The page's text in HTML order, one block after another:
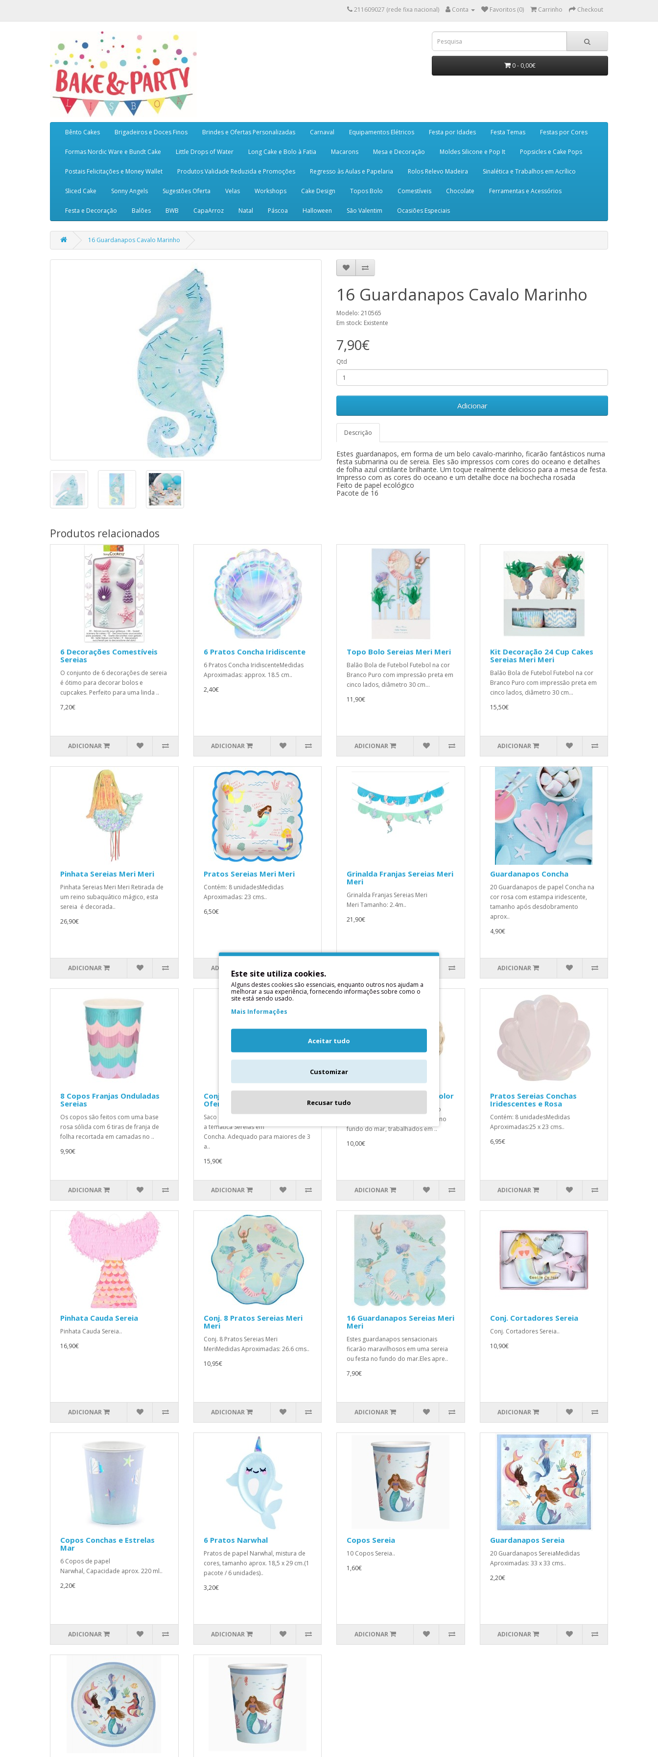
211609027 (rede fixa nacional) Conta Favoritos (0) Carrinho Checkout
0 - 0,00€
Bênto Cakes Brigadeiros e Doces Finos Brindes e Ofertas Personalizadas Carnaval Equipamentos Elétricos Festa por Idades Festa Temas Festas por Cores
Formas Nordic Ware e Bundt Cake Little Drops of Water Long Cake e Bolo à Fatia Macarons Mesa e Decoração Moldes Silicone e Pop It Popsicles e Cake Pops
Postais Felicitações e Money Wallet Produtos Validade Reduzida e Promoções Regresso às Aulas e Papelaria Rolos Relevo Madeira Sinalética e Trabalhos em Acrílico
Sliced Cake Sonny Angels Sugestões Oferta Velas Workshops Cake Design Topos Bolo Comestíveis Chocolate Ferramentas e Acessórios
Festa e Decoração Balões BWB CapaArroz Natal Páscoa Halloween São Valentim Ocasiões Especiais
16 Guardanapos Cavalo Marinho
16 Guardanapos Cavalo Marinho
Modelo: 210565
Em stock: Existente
7,90€
Qtd
Adicionar
Descrição
Estes guardanapos, em forma de um belo cavalo-marinho, ficarão fantásticos numa
festa submarina ou de sereia. Eles são impressos com cores do oceano e detalhes
de folha azul cintilante brilhante. Um toque realmente delicioso para a mesa de festa.
Impresso com as cores do oceano e um detalhe doce na bochecha rosada
Feito de papel ecológico
Pacote de 16
Produtos relacionados
6 Decorações Comestíveis
Sereias
O conjunto de 6 decorações de sereia
é ótimo para decorar bolos e
cupcakes. Perfeito para uma linda ..
7,20€
ADICIONAR
6 Pratos Concha Iridiscente
6 Pratos Concha IridiscenteMedidas
Aproximadas: approx. 18.5 cm..
2,40€
ADICIONAR
Topo Bolo Sereias Meri Meri
Balão Bola de Futebol Futebol na cor
Branco Puro com impressão preta em
cinco lados, diâmetro 30 cm...
11,90€
ADICIONAR
Kit Decoração 24 Cup Cakes
Sereias Meri Meri
Balão Bola de Futebol Futebol na cor
Branco Puro com impressão preta em
cinco lados, diâmetro 30 cm...
15,50€
ADICIONAR
Pinhata Sereias Meri Meri
Pinhata Sereias Meri Meri Retirada de
um reino subaquático mágico, esta
sereia é decorada..
26,90€
ADICIONAR
Pratos Sereias Meri Meri
Contém: 8 unidadesMedidas
Aproximadas: 23 cms..
6,50€
ADICIONAR
Grinalda Franjas Sereias Meri
Meri
Grinalda Franjas Sereias Meri
Meri Tamanho: 2.4m..
21,90€
Guardanapos Concha
20 Guardanapos de papel Concha na
cor rosa com estampa iridescente,
tamanho após desdobramento
aprox..
4,90€
ADICIONAR
8 Copos Franjas Onduladas
Sereias
Os copos são feitos com uma base
rosa sólida com 6 tiras de franja de
folha recortada em camadas no ..
9,90€
ADICIONAR
Conj. 8 Sacos de Doces e
Ofertas Tema Sereias
Saco de Doces e prendas perfeito sob
a temática Sereias em
Concha. Adequado para maiores de 3
a..
15,90€
ADICIONAR
8 Pratos Concha Pastel Color
Estes pratos maravilhosos ficarão
incríveis numa festa de sereia ou no
fundo do mar, trabalhados em ..
10,00€
ADICIONAR
Pratos Sereias Conchas
Iridescentes e Rosa
Contém: 8 unidadesMedidas
Aproximadas:25 x 23 cms..
6,95€
ADICIONAR
Pinhata Cauda Sereia
Pinhata Cauda Sereia..
16,90€
ADICIONAR
Conj. 8 Pratos Sereias Meri
Meri
Conj. 8 Pratos Sereias Meri
MeriMedidas Aproximadas: 26.6 cms..
10,95€
ADICIONAR
16 Guardanapos Sereias Meri
Meri
Estes guardanapos sensacionais
ficarão maravilhosos em uma sereia
ou festa no fundo do mar.Eles apre..
7,90€
ADICIONAR
Conj. Cortadores Sereia
Conj. Cortadores Sereia..
10,90€
ADICIONAR
Copos Conchas e Estrelas
Mar
6 Copos de papel
Narwhal, Capacidade aprox. 220 ml..
2,20€
ADICIONAR
6 Pratos Narwhal
Pratos de papel Narwhal, mistura de
cores, tamanho aprox. 18,5 x 29 cm.(1
pacote / 6 unidades)..
3,20€
ADICIONAR
Copos Sereia
10 Copos Sereia..
1,60€
ADICIONAR
Guardanapos Sereia
20 Guardanapos SereiaMedidas
Aproximadas: 33 x 33 cms..
2,20€
ADICIONAR
Este site utiliza cookies.
Alguns destes cookies são essenciais, enquanto outros nos ajudam a
melhorar a sua experiência, fornecendo informações sobre como o
site está sendo usado.
Mais Informações
Aceitar tudo
Customizar
Recusar tudo